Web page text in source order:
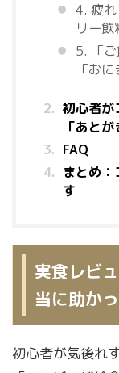
4. 疲
リー飲
5. 「
「おに
初心者が
「あとが
FAQ
まとめ
す
実食レビ
当に助か
初心者が気後れ